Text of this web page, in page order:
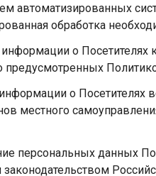
автоматизированных
обработка
о Посетителях
предусмотренных
о Посетителях
местного
персональных данных